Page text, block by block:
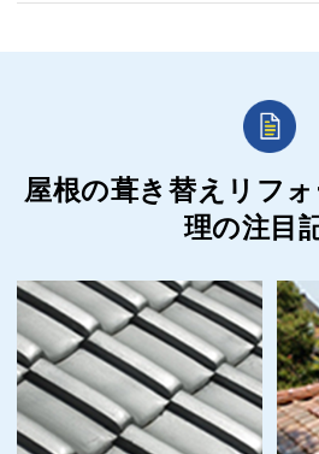
屋根の葺き替えリフ
理の注目